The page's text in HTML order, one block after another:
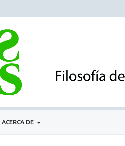
ACERCA DE